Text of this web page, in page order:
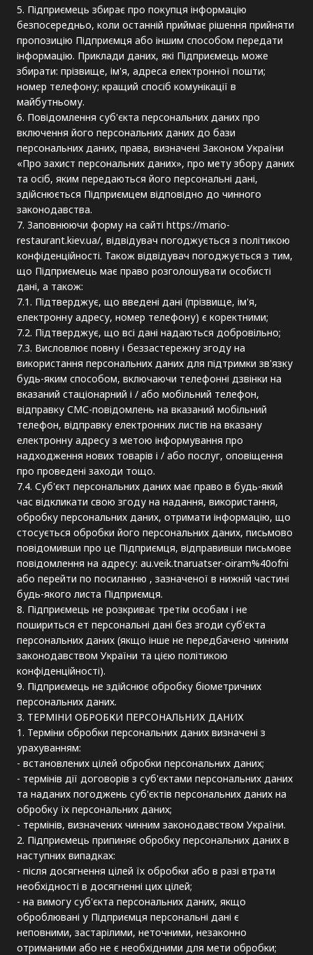
5. Підприємець збирає про покупця інформацію
безпосередньо, коли останній приймає рішення прийняти
пропозицію Підприємця або іншим способом передати
інформацію. Приклади даних, які Підприємець може
збирати: прізвище, ім'я, адреса електронної пошти;
номер телефону; кращий спосіб комунікації в
майбутньому.
6. Повідомлення суб'єкта персональних даних про
включення його персональних даних до бази
персональних даних, права, визначені Законом України
«Про захист персональних даних», про мету збору даних
та осіб, яким передаються його персональні дані,
здійснюється Підприємцем відповідно до чинного
законодавства.
7. Заповнюючи форму на сайті https://mario-
restaurant.kiev.ua/, відвідувач погоджується з політикою
конфіденційності. Також відвідувач погоджується з тим,
що Підприємець має право розголошувати особисті
дані, а також:
7.1. Підтверджує, що введені дані (прізвище, ім'я,
електронну адресу, номер телефону) є коректними;
7.2. Підтверджує, що всі дані надаються добровільно;
7.3. Висловлює повну і беззастережну згоду на
використання персональних даних для підтримки зв'язку
будь-яким способом, включаючи телефонні дзвінки на
вказаний стаціонарний і / або мобільний телефон,
відправку СМС-повідомлень на вказаний мобільний
телефон, відправку електронних листів на вказану
електронну адресу з метою інформування про
надходження нових товарів і / або послуг, оповіщення
про проведені заходи тощо.
7.4. Суб'єкт персональних даних має право в будь-який
час відкликати свою згоду на надання, використання,
обробку персональних даних, отримати інформацію, що
стосується обробки його персональних даних, письмово
повідомивши про це Підприємця, відправивши письмове
повідомлення на адресу: au.veik.tnaruatser-oiram%40ofni
або перейти по посиланню , зазначеної в нижній частині
будь-якого листа Підприємця.
8. Підприємець не розкриває третім особам і не
пошириться ет персональні дані без згоди суб'єкта
персональних даних (якщо інше не передбачено чинним
законодавством України та цією політикою
конфіденційності).
9. Підприємець не здійснює обробку біометричних
персональних даних.
3. ТЕРМІНИ ОБРОБКИ ПЕРСОНАЛЬНИХ ДАНИХ
1. Терміни обробки персональних даних визначені з
урахуванням:
- встановлених цілей обробки персональних даних;
- термінів дії договорів з суб'єктами персональних даних
та наданих погоджень суб'єктів персональних даних на
обробку їх персональних даних;
- термінів, визначених чинним законодавством України.
2. Підприємець припиняє обробку персональних даних в
наступних випадках:
- після досягнення цілей їх обробки або в разі втрати
необхідності в досягненні цих цілей;
- на вимогу суб'єкта персональних даних, якщо
оброблювані у Підприємця персональні дані є
неповними, застарілими, неточними, незаконно
отриманими або не є необхідними для мети обробки;